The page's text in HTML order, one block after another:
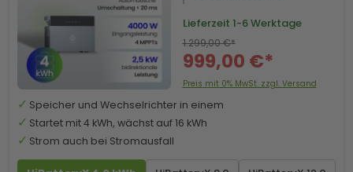
Lieferzeit 1-6 Werktage
999,00 €*
1.299,00 €*
Preis mit 0% MwSt. zzgl. Versand
Speicher und Wechselrichter in einem
Startet mit 4 kWh, wächst auf 16 kWh
Strom auch bei Stromausfall